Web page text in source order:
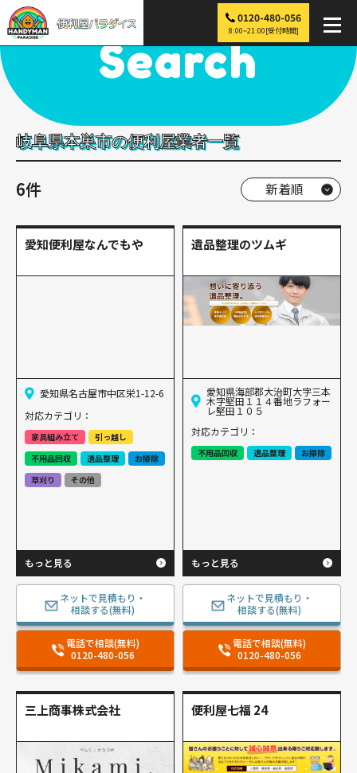
0120-480-056
8:00~21:00[受付時間]
便利屋パラダイス > 探す > 本巣市
Search
岐阜県本巣市の便利屋業者一覧
6件
愛知便利屋なんでもや
愛知県名古屋市中区栄1-12-6
対応カテゴリ：
家具組み立て
引っ越し
不用品回収
遺品整理
お掃除
草刈り
その他
もっと見る
ネットで見積もり・
相談する(無料)
電話で相談(無料)
0120-480-056
遺品整理のツムギ
愛知県海部郡大治町大字三本
木字堅田１１４番地ラフォー
レ堅田１０５
対応カテゴリ：
不用品回収 遺品整理 お掃除
もっと見る
ネットで見積もり・
相談する(無料)
電話で相談(無料)
0120-480-056
三上商事株式会社 便利屋七福 24